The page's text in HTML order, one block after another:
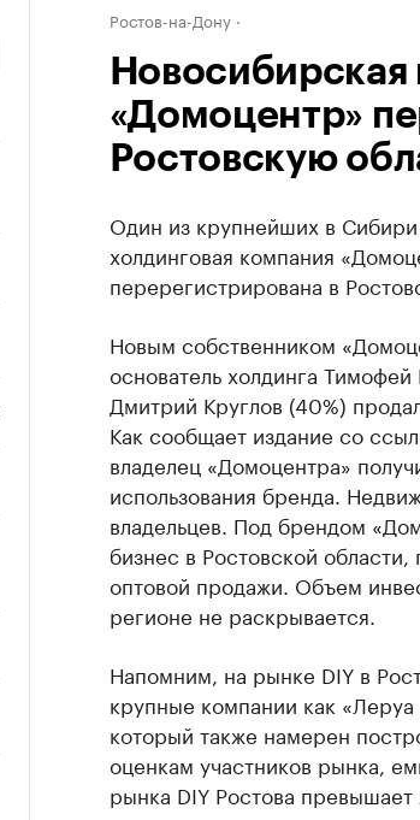
Ростов-на-Дону
Новосибирская
«Домоцентр»
Ростовскую
Один из крупнейших в Сибири
холдинговая компания
перерегистрирована в
Новым собственником
основатель холдинга
Дмитрий Круглов (40%)
Как сообщает издание со
владелец «Домоцентра»
использования бренда.
владельцев. Под брендом
бизнес в Ростовской
оптовой продажи. Объем
регионе не раскрывается.
Напомним, на рынке DIY в
крупные компании как
который также намерен
оценкам участников рынка,
рынка DIY Ростова